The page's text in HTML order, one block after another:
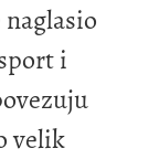
i
velik